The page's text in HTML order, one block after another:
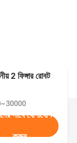
ফিঙ্গার রোবট
সাথে যোগাযোগ
করুন